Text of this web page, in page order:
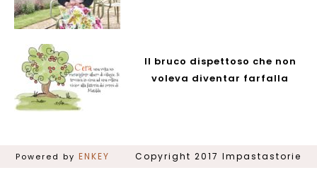
Il bruco dispettoso che non
voleva diventar farfalla
Powered byENKEY